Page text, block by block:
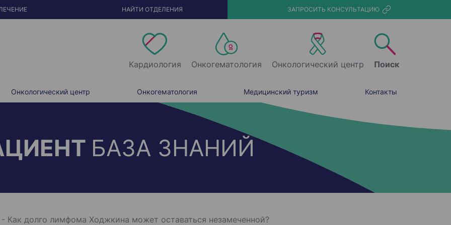
НАЙТИ ОТДЕЛЕНИЯ ЗАПРОСИТЬ КОНСУЛЬТАЦИЮ
Кардиология Онкогематология Онкологический центр Поиск
Онкологический центр Онкогематология Медицинский туризм Контакты
БАЗА ЗНАНИЙ
- Как долго лимфома Ходжкина может оставаться незамеченной?